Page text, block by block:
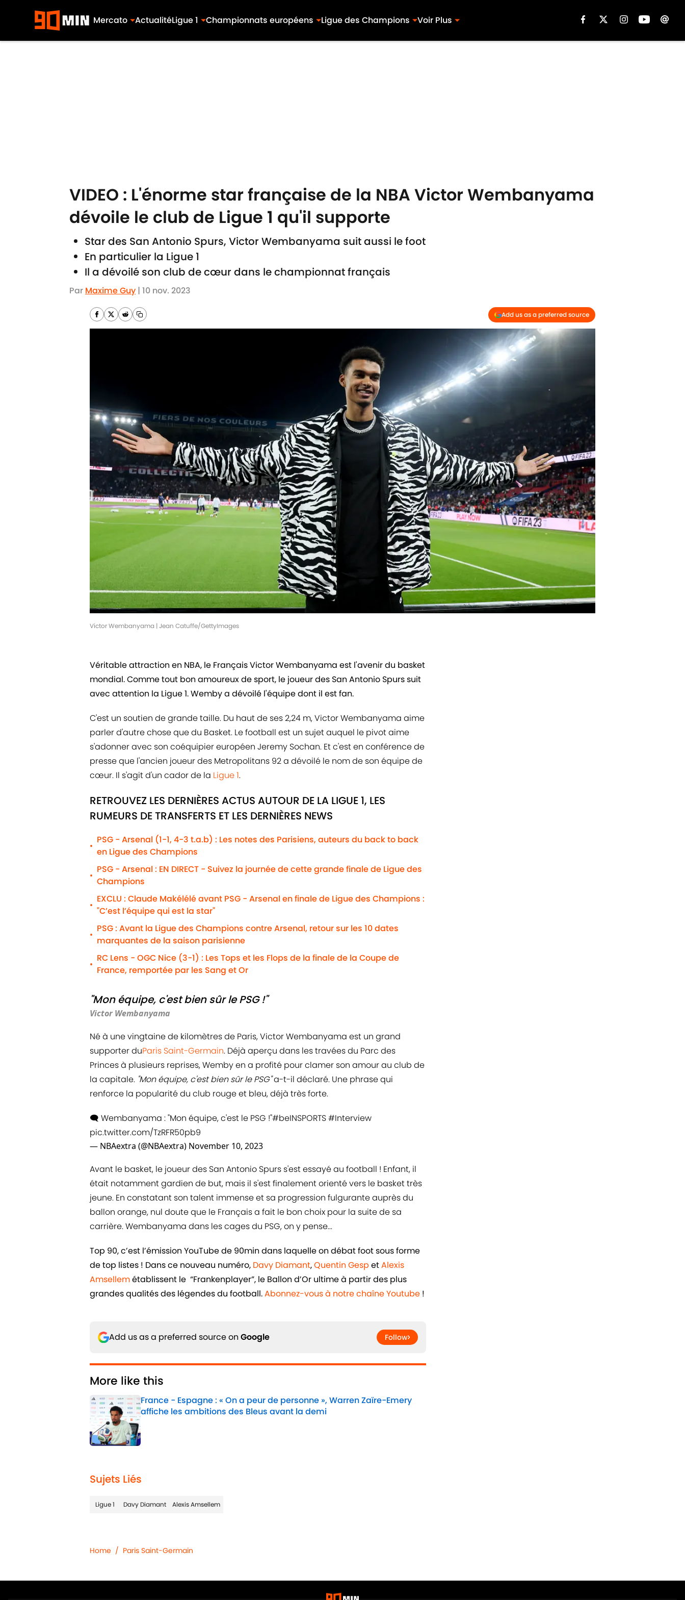
Mercato ActualitéLigue 1 Championnats européens Ligue des Champions Voir Plus
VIDEO : L'énorme star française de la NBA Victor Wembanyama
dévoile le club de Ligue 1 qu'il supporte
Star des San Antonio Spurs, Victor Wembanyama suit aussi le foot
En particulier la Ligue 1
Il a dévoilé son club de cœur dans le championnat français
Par Maxime Guy | 10 nov. 2023
Add us as a preferred source
Victor Wembanyama | Jean Catuffe/GettyImages
Véritable attraction en NBA, le Français Victor Wembanyama est l'avenir du basket
mondial. Comme tout bon amoureux de sport, le joueur des San Antonio Spurs suit
avec attention la Ligue 1. Wemby a dévoilé l'équipe dont il est fan.
C'est un soutien de grande taille. Du haut de ses 2,24 m, Victor Wembanyama aime
parler d'autre chose que du Basket. Le football est un sujet auquel le pivot aime
s'adonner avec son coéquipier européen Jeremy Sochan. Et c'est en conférence de
presse que l'ancien joueur des Metropolitans 92 a dévoilé le nom de son équipe de
cœur. Il s'agit d'un cador de la Ligue 1.
RETROUVEZ LES DERNIÈRES ACTUS AUTOUR DE LA LIGUE 1, LES
RUMEURS DE TRANSFERTS ET LES DERNIÈRES NEWS
•
PSG - Arsenal (1-1, 4-3 t.a.b) : Les notes des Parisiens, auteurs du back to back
en Ligue des Champions
•
PSG - Arsenal : EN DIRECT - Suivez la journée de cette grande finale de Ligue des
Champions
•
EXCLU : Claude Makélélé avant PSG - Arsenal en finale de Ligue des Champions :
"C’est l’équipe qui est la star"
•
PSG : Avant la Ligue des Champions contre Arsenal, retour sur les 10 dates
marquantes de la saison parisienne
•
RC Lens - OGC Nice (3-1) : Les Tops et les Flops de la finale de la Coupe de
France, remportée par les Sang et Or
"Mon équipe, c'est bien sûr le PSG !"
Victor Wembanyama
Né à une vingtaine de kilomètres de Paris, Victor Wembanyama est un grand
supporter duParis Saint-Germain. Déjà aperçu dans les travées du Parc des
Princes à plusieurs reprises, Wemby en a profité pour clamer son amour au club de
la capitale. "Mon équipe, c'est bien sûr le PSG"a-t-il déclaré. Une phrase qui
renforce la popularité du club rouge et bleu, déjà très forte.
🗨️ Wembanyama : "Mon équipe, c'est le PSG !"#beINSPORTS#Interview
pic.twitter.com/TzRFR50pb9
— NBAextra (@NBAextra) November 10, 2023
Avant le basket, le joueur des San Antonio Spurs s'est essayé au football ! Enfant, il
était notamment gardien de but, mais il s'est finalement orienté vers le basket très
jeune. En constatant son talent immense et sa progression fulgurante auprès du
ballon orange, nul doute que le Français a fait le bon choix pour la suite de sa
carrière. Wembanyama dans les cages du PSG, on y pense...
Top 90, c’est l’émission YouTube de 90min dans laquelle on débat foot sous forme
de top listes ! Dans ce nouveau numéro, Davy Diamant,Quentin Gesp etAlexis
Amsellemétablissent le “Frankenplayer”, le Ballon d’Or ultime à partir des plus
grandes qualités des légendes du football.Abonnez-vous à notre chaîne Youtube !
Add us as a preferred source on Google Follow
More like this
France - Espagne : « On a peur de personne », Warren Zaïre-Emery
affiche les ambitions des Bleus avant la demi
Sujets Liés
Ligue 1 Davy Diamant Alexis Amsellem
Home / Paris Saint-Germain